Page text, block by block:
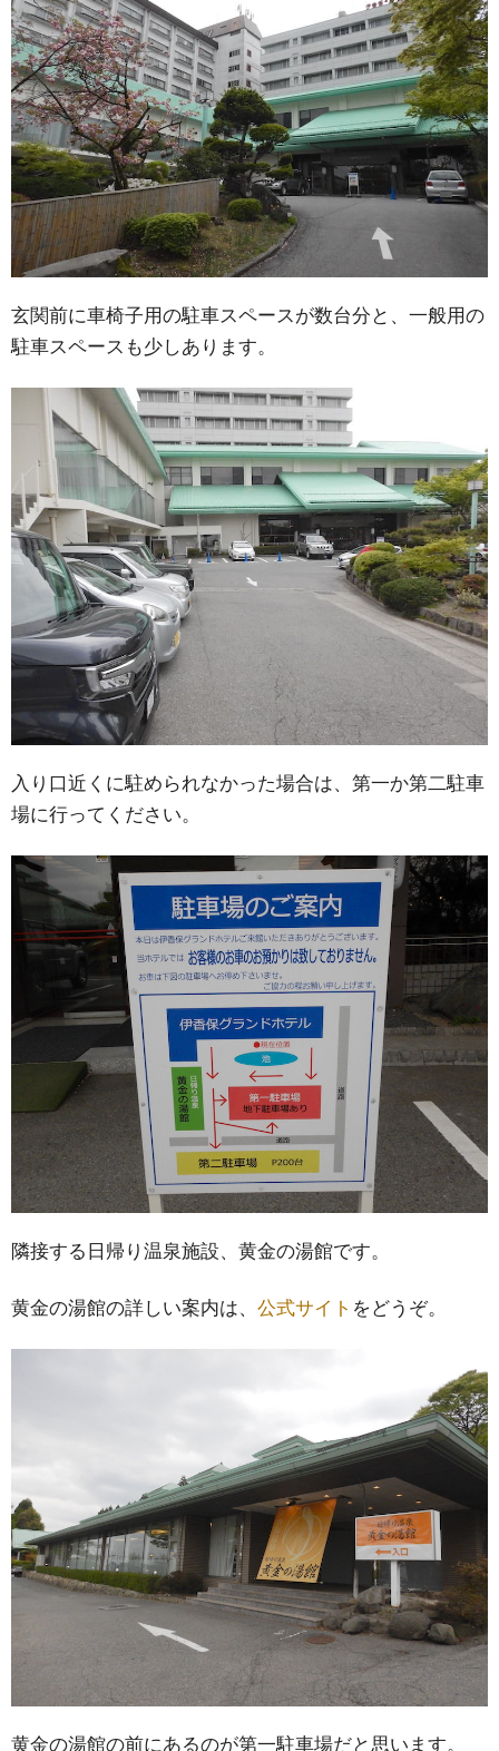
玄関前に車椅子用の駐車スペースが数台分と、一般用の
駐車スペースも少しあります。
入り口近くに駐められなかった場合は、第一か第二駐車
場に行ってください。
隣接する日帰り温泉施設、黄金の湯館です。
黄金の湯館の詳しい案内は、 公式サイト をどうぞ。
黄金の湯館の前にあるのが第一駐車場だと思います。